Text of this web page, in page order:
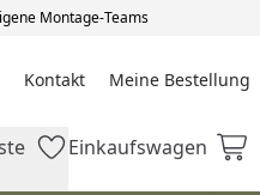
Montage-Teams
Kontakt Meine Bestellung
Meine Bestellung
Einkaufswagen
Einkaufswagen